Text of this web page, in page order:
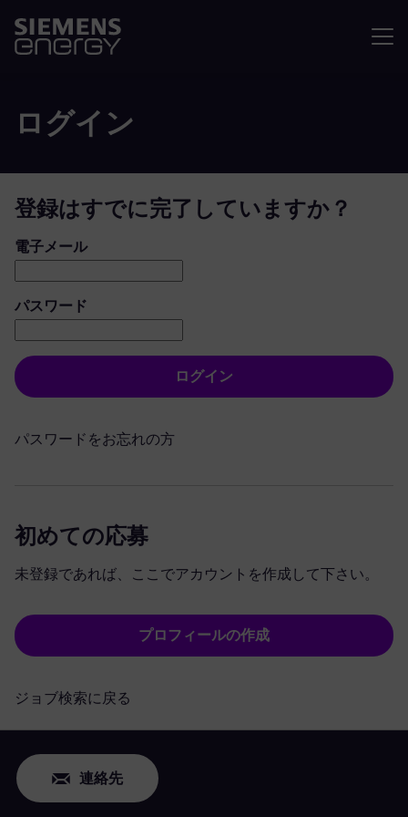
ログイン
登録はすでに完了していますか？
ログイン：ユーザーとパスワード
電子メール
パスワード
ログイン
パスワードをお忘れの方
初めての応募
未登録であれば、ここでアカウントを作成して下さい。
プロフィールの作成
ジョブ検索に戻る
連絡先